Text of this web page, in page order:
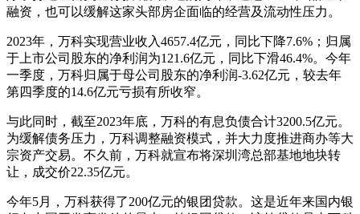
融资，也可以缓解这家头部房企面临的经营及流动性压力。
2023年，万科实现营业收入4657.4亿元，同比下降7.6%；归属
于上市公司股东的净利润为121.6亿元，同比下滑46.4%。今年
一季度，万科归属于母公司股东的净利润-3.62亿元，较去年
第四季度的14.6亿元亏损有所收窄。
与此同时，截至2023年底，万科的有息负债合计3200.5亿元。
为缓解债务压力，万科调整融资模式，并大力度推进商办等大
宗资产交易。不久前，万科就宣布将深圳湾总部基地地块转
让，成交价22.35亿元。
今年5月，万科获得了200亿元的银团贷款。这是近年来国内银